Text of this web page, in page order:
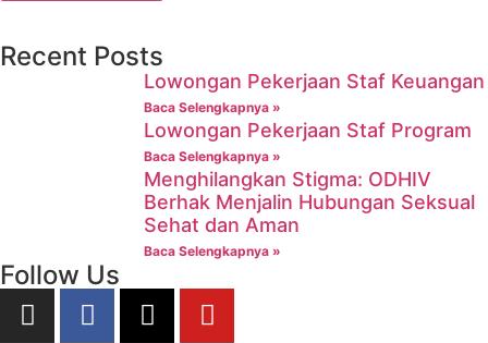
Recent Posts
Lowongan Pekerjaan Staf Keuangan
Baca Selengkapnya »
Lowongan Pekerjaan Staf Program
Baca Selengkapnya »
Menghilangkan Stigma: ODHIV
Berhak Menjalin Hubungan Seksual
Sehat dan Aman
Baca Selengkapnya »
Follow Us